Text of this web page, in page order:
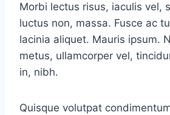
Morbi lectus risus, iaculis vel,
luctus non, massa. Fusce ac
lacinia aliquet. Mauris ipsum.
metus, ullamcorper vel,
in, nibh.
Quisque volutpat